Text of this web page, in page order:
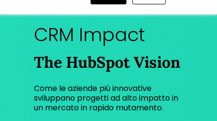
CRM Impact
The HubSpot Vision
Come le aziende più innovative
sviluppano progetti ad alto impatto in
un mercato in rapido mutamento.